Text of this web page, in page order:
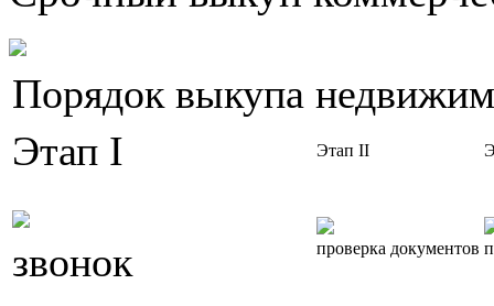
Порядок выкупа
Этап I
Этап II
звонок проверка документов